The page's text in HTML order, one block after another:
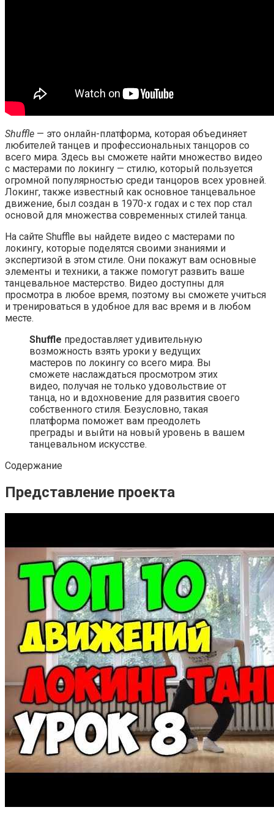
Shuffle — это онлайн-платформа, которая объединяет
любителей танцев и профессиональных танцоров со
всего мира. Здесь вы сможете найти множество видео
с мастерами по локингу — стилю, который пользуется
огромной популярностью среди танцоров всех уровней.
Локинг, также известный как основное танцевальное
движение, был создан в 1970-х годах и с тех пор стал
основой для множества современных стилей танца.
На сайте Shuffle вы найдете видео с мастерами по
локингу, которые поделятся своими знаниями и
экспертизой в этом стиле. Они покажут вам основные
элементы и техники, а также помогут развить ваше
танцевальное мастерство. Видео доступны для
просмотра в любое время, поэтому вы сможете учиться
и тренироваться в удобное для вас время и в любом
месте.
Shuffle предоставляет удивительную
возможность взять уроки у ведущих
мастеров по локингу со всего мира. Вы
сможете наслаждаться просмотром этих
видео, получая не только удовольствие от
танца, но и вдохновение для развития своего
собственного стиля. Безусловно, такая
платформа поможет вам преодолеть
преграды и выйти на новый уровень в вашем
танцевальном искусстве.
Содержание
Представление проекта